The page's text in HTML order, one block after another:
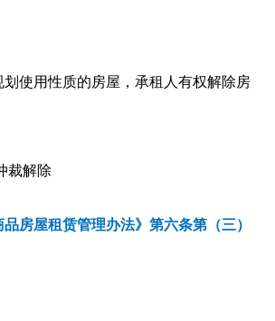
划使用性质的房屋，承租人有权解除房
裁解除
房屋租赁管理办法》第六条第（三）